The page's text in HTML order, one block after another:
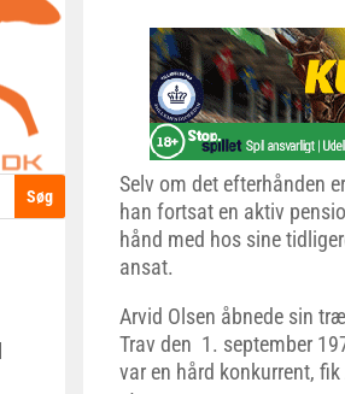
Selv om det efterhånden
han fortsat en aktiv
hånd med hos sine
ansat.
Arvid Olsen åbnede sin
Trav den 1. september
var en hård konkurrent,